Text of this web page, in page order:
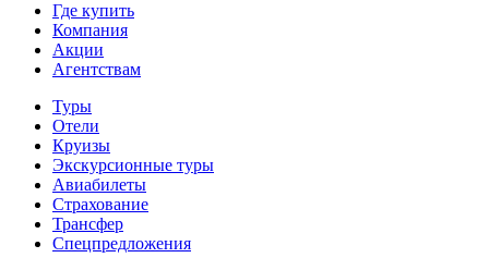
Где купить
Компания
Акции
Агентствам
Туры
Отели
Круизы
Экскурсионные туры
Авиабилеты
Страхование
Трансфер
Спецпредложения